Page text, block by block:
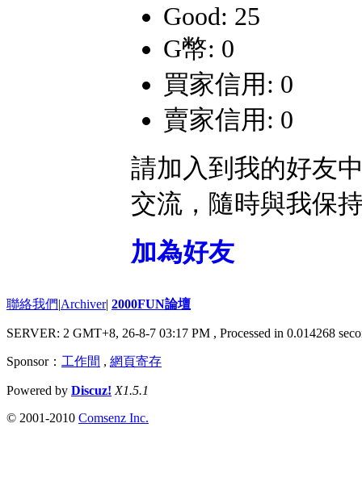
Good: 25
G幣: 0
買家信用: 0
賣家信用: 0
請加入到我的好友
交流，隨時與我保
加為好友
聯絡我們|Archiver| 2000FUN論壇
SERVER: 2 GMT+8, 26-8-7 03:17 PM , Processed in 0.014268
Sponsor： 工作間 , 網頁寄存
Powered by Discuz! X1.5.1
© 2001-2010 Comsenz Inc.